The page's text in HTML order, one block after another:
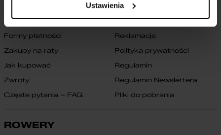
Ustawienia
SKLEP
Formy płatności
Zakupy na raty
Jak kupować
Zwroty
Częste pytania – FAQ
Reklamacje
Polityka prywatności
Regulamin
Regulamin Newslettera
Pliki do pobrania
ROWERY